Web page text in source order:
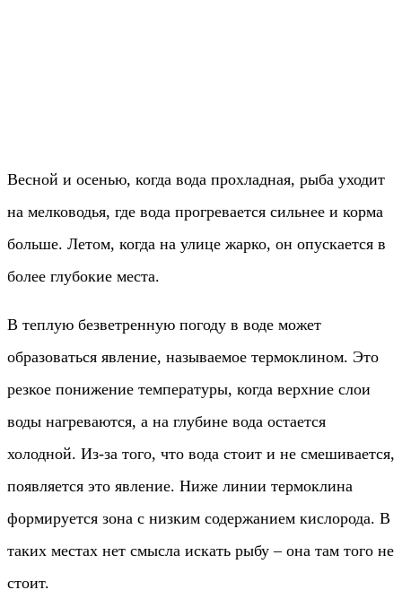
Весной и осенью, когда вода прохладная, рыба уходит
на мелководья, где вода прогревается сильнее и корма
больше. Летом, когда на улице жарко, он опускается в
более глубокие места.
В теплую безветренную погоду в воде может
образоваться явление, называемое термоклином. Это
резкое понижение температуры, когда верхние слои
воды нагреваются, а на глубине вода остается
холодной. Из-за того, что вода стоит и не смешивается,
появляется это явление. Ниже линии термоклина
формируется зона с низким содержанием кислорода. В
таких местах нет смысла искать рыбу – она там того не
стоит.